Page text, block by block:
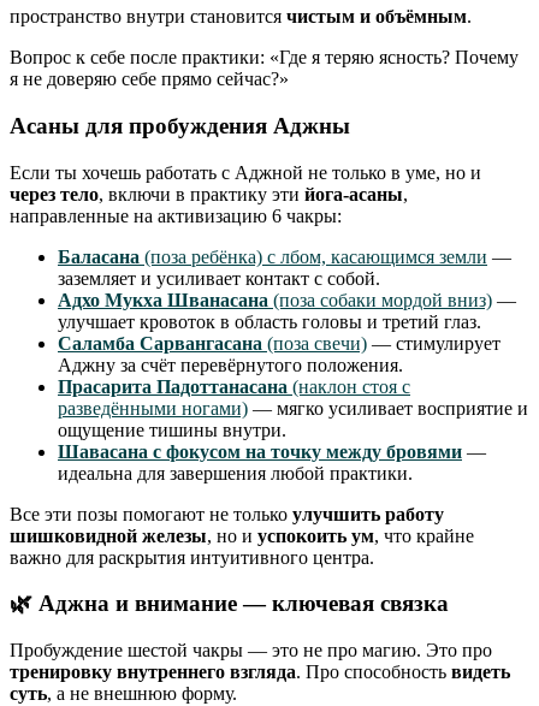
пространство внутри становится чистым и объёмным.
Вопрос к себе после практики: «Где я теряю ясность? Почему
я не доверяю себе прямо сейчас?»
Асаны для пробуждения Аджны
Если ты хочешь работать с Аджной не только в уме, но и
через тело, включи в практику эти йога-асаны,
направленные на активизацию 6 чакры:
Баласана (поза ребёнка) с лбом, касающимся земли —
заземляет и усиливает контакт с собой.
Адхо Мукха Шванасана (поза собаки мордой вниз) —
улучшает кровоток в область головы и третий глаз.
Саламба Сарвангасана (поза свечи) — стимулирует
Аджну за счёт перевёрнутого положения.
Прасарита Падоттанасана (наклон стоя с
разведёнными ногами) — мягко усиливает восприятие и
ощущение тишины внутри.
Шавасана с фокусом на точку между бровями —
идеальна для завершения любой практики.
Все эти позы помогают не только улучшить работу
шишковидной железы, но и успокоить ум, что крайне
важно для раскрытия интуитивного центра.
🌿 Аджна и внимание — ключевая связка
Пробуждение шестой чакры — это не про магию. Это про
тренировку внутреннего взгляда. Про способность видеть
суть, а не внешнюю форму.